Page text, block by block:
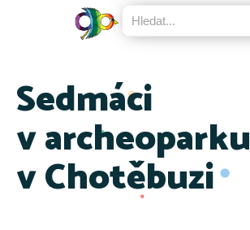
Sedmáci
v archeoparku
v Chotěbuzi